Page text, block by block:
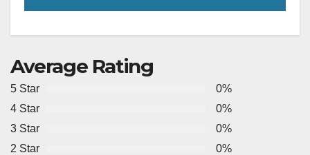
Average Rating
5 Star
0%
4 Star
0%
3 Star
0%
2 Star
0%